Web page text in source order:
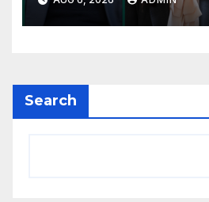
ИПА за добри
Search